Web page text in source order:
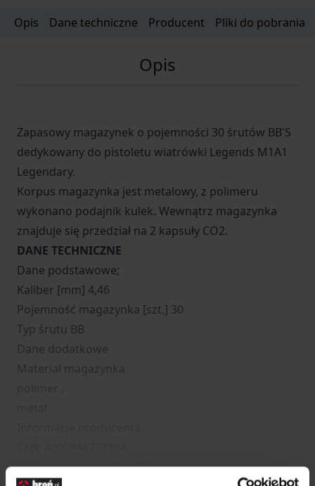
Opis Dane techniczne Producent Pliki do pobrania
Opis
Zapasowy magazynek o pojemności 30 śrutów BB'S
dedykowany do pistoletu wiatrówki Legends M1A1
Legendary.
Korpus magazynka jest metalowy, z polimeru
wykonano podajnik kulek. Wewnątrz magazynka
znajduje się przedział na 2 kapsuły CO2.
DANE TECHNICZNE
Dane podstawowe;
Kaliber [mm] 4,46
Pojemność magazynka [szt.] 30
Typ śrutu BB
Dane dodatkowe
Materiał magazynka
Symbol dostawcy 5.8390.1